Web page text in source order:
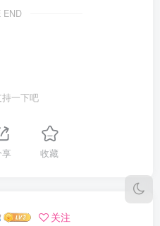
END
一下吧
享 收藏
关注